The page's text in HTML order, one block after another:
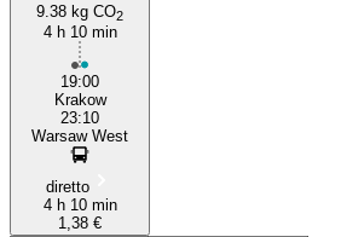
9.38 kg CO2
4 h 10 min
19:00
Krakow
23:10
Warsaw West
diretto
4 h 10 min
1,38 €